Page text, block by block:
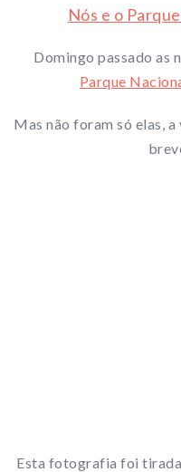
Nós e o
Domingo passado as
Parque
Mas não foram só elas,
Esta fotografia foi tirada